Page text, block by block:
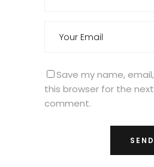
Save my name,
this browser for the
comment.